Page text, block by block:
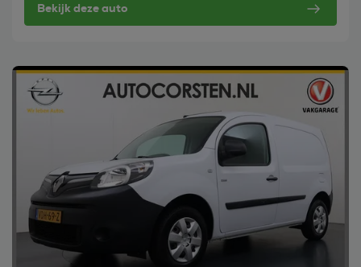
Bekijk deze auto
Bekijk deze auto